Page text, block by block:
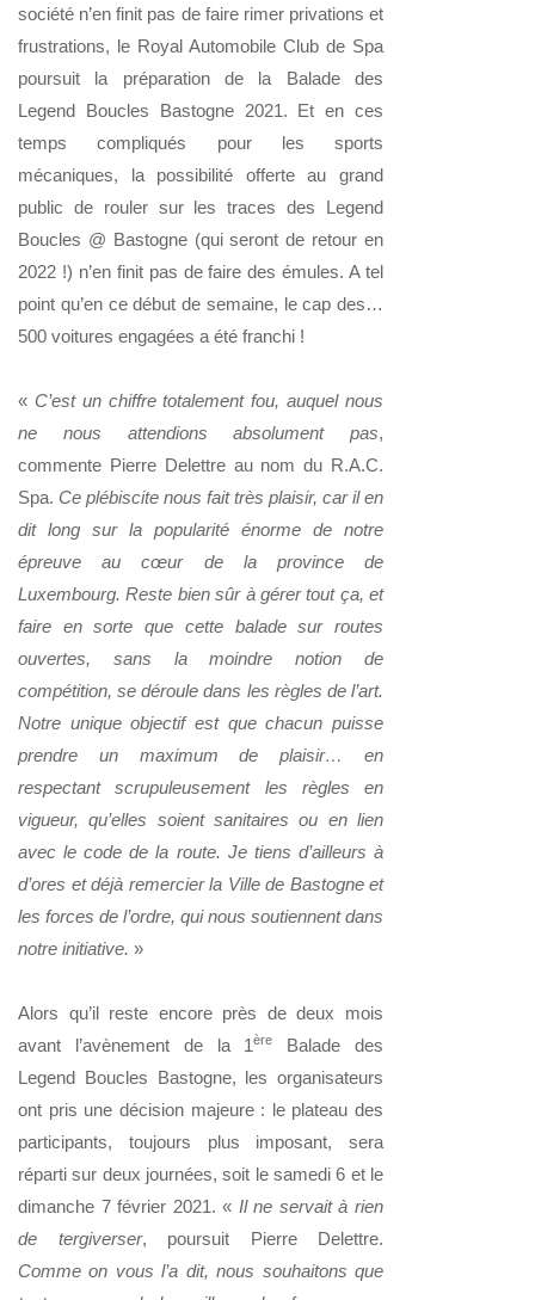
société n’en finit pas de faire rimer privations et
frustrations, le Royal Automobile Club de Spa
poursuit la préparation de la Balade des
Legend Boucles Bastogne 2021. Et en ces
temps compliqués pour les sports
mécaniques, la possibilité offerte au grand
public de rouler sur les traces des Legend
Boucles @ Bastogne (qui seront de retour en
2022 !) n’en finit pas de faire des émules. A tel
point qu’en ce début de semaine, le cap des…
500 voitures engagées a été franchi !
« C’est un chiffre totalement fou, auquel nous
ne nous attendions absolument pas,
commente Pierre Delettre au nom du R.A.C.
Spa. Ce plébiscite nous fait très plaisir, car il en
dit long sur la popularité énorme de notre
épreuve au cœur de la province de
Luxembourg. Reste bien sûr à gérer tout ça, et
faire en sorte que cette balade sur routes
ouvertes, sans la moindre notion de
compétition, se déroule dans les règles de l’art.
Notre unique objectif est que chacun puisse
prendre un maximum de plaisir… en
respectant scrupuleusement les règles en
vigueur, qu’elles soient sanitaires ou en lien
avec le code de la route. Je tiens d’ailleurs à
d’ores et déjà remercier la Ville de Bastogne et
les forces de l’ordre, qui nous soutiennent dans
notre initiative. »
Alors qu’il reste encore près de deux mois
avant l’avènement de la 1ère
Balade des
Legend Boucles Bastogne, les organisateurs
ont pris une décision majeure : le plateau des
participants, toujours plus imposant, sera
réparti sur deux journées, soit le samedi 6 et le
dimanche 7 février 2021. « Il ne servait à rien
de tergiverser, poursuit Pierre Delettre.
Comme on vous l’a dit, nous souhaitons que